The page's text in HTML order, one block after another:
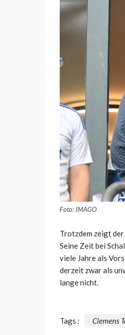
Foto: IMAGO
Trotzdem zeigt der
Seine Zeit bei
viele Jahre als
derzeit zwar als
lange nicht.
Tags : Clemens